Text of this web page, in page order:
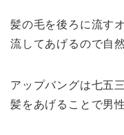
髪の毛を後ろに流す
流してあげるので自
アップバングは七五
髪をあげることで男